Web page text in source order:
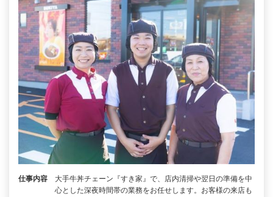
仕事内容
大手牛丼チェーン『すき家』で、店内清掃や翌日の準備を中
心とした深夜時間帯の業務をお任せします。お客様の来店も